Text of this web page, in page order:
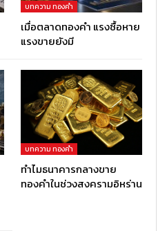
บทความ ทองคำ
เมื่อตลาดทองคำ แรงซื้อหาย
แรงขายยังมี
บทความ ทองคำ
ทำไมธนาคารกลางขาย
ทองคำในช่วงสงครามอิหร่าน